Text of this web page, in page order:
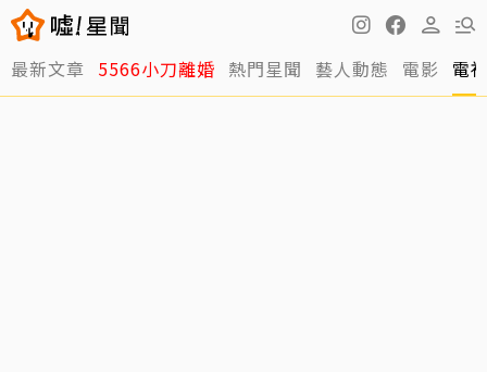
最新文章 5566小刀離婚 熱門星聞 藝人動態 電影 電